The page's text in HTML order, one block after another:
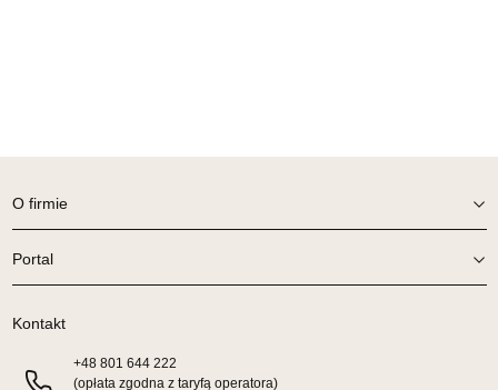
SALON MEBLOWY ORION
Nr tel.
Godziny otwarcia
O firmie
Portal
Kontakt
+48 801 644 222
(opłata zgodna z taryfą operatora)